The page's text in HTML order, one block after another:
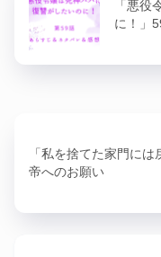
「悪役
に！」
「私を捨てた家門に
帝へのお願い